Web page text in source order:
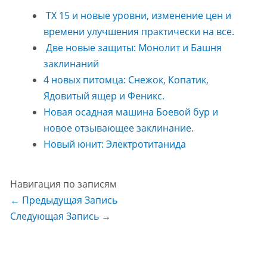
ТХ 15 и новые уровни, изменение цен и
времени улучшения практически на все.
Две новые защиты: Монолит и Башня
заклинаний
4 новых питомца: Снежок, Копатик,
Ядовитый ящер и Феникс.
Новая осадная машина Боевой бур и
новое отзывающее заклинание.
Новый юнит: Электротитанида
Навигация по записям
← Предыдущая Запись
Следующая Запись →